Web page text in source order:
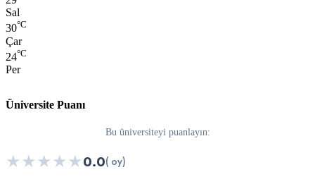
Sal
30°C
Çar
24°C
Per
Üniversite Puanı
Bu üniversiteyi puanlayın:
★★★★★0.0( oy)